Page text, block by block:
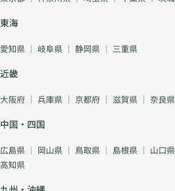
東海
愛知県 ｜ 岐阜県 ｜ 静岡県 ｜ 三重県
近畿
大阪府 ｜ 兵庫県 ｜ 京都府 ｜ 滋賀県 ｜ 奈良県
中国・四国
広島県 ｜ 岡山県 ｜ 鳥取県 ｜ 島根県 ｜ 山口県
高知県